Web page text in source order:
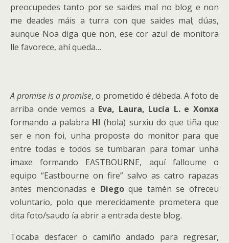
preocupedes tanto por se saides mal no blog e non
me deades máis a turra con que saides mal; dúas,
aunque Noa diga que non, ese cor azul de monitora
lle favorece, ahí queda…
A promise is a promise, o prometido é débeda. A foto de
arriba onde vemos a Eva, Laura, Lucía L. e Xonxa
formando a palabra HI (hola) surxiu do que tiña que
ser e non foi, unha proposta do monitor para que
entre todas e todos se tumbaran para tomar unha
imaxe formando EASTBOURNE, aquí falloume o
equipo “Eastbourne on fire” salvo as catro rapazas
antes mencionadas e Diegoque tamén se ofreceu
voluntario, polo que merecidamente prometera que
dita foto/saudo ía abrir a entrada deste blog.
Tocaba desfacer o camiño andado para regresar,